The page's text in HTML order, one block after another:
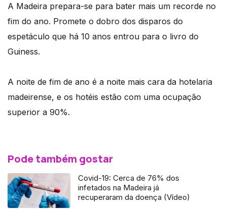
A Madeira prepara-se para bater mais um recorde no
fim do ano. Promete o dobro dos disparos do
espetáculo que há 10 anos entrou para o livro do
Guiness.
A noite de fim de ano é a noite mais cara da hotelaria
madeirense, e os hotéis estão com uma ocupação
superior a 90%.
Pode também gostar
Covid-19: Cerca de 76% dos
infetados na Madeira já
recuperaram da doença (Vídeo)